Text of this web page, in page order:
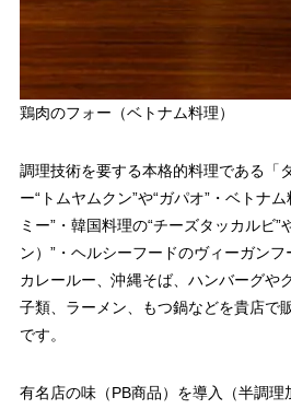
鶏肉のフォー（ベトナム料理）
調理技術を要する本格的料理である「
ー“トムヤムクン”や“ガパオ”・ベトナ
ミー”・韓国料理の“チーズタッカルビ”
ン）”・ヘルシーフードのヴィーガン
カレールー、沖縄そば、ハンバーグや
子類、ラーメン、もつ鍋などを貴店で
です。
有名店の味（PB商品）を導入（半調理